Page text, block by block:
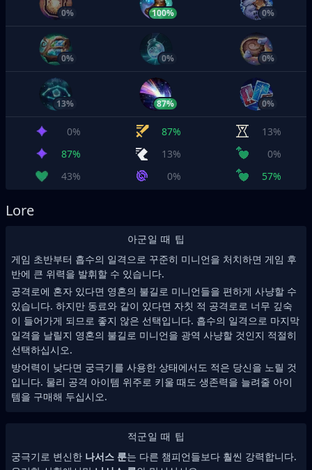
0% 100% 0%
0% 0% 0%
13% 87% 0%
0% 87%
13%
87%
13%
0%
43%
0% 57%
Lore
아군일 때 팁
게임 초반부터 흡수의 일격으로 꾸준히 미니언을 처치하면 게임 후
반에 큰 위력을 발휘할 수 있습니다.
공격로에 혼자 있다면 영혼의 불길로 미니언들을 편하게 사냥할 수
있습니다. 하지만 동료와 같이 있다면 자칫 적 공격로로 너무 깊숙
이 들어가게 되므로 좋지 않은 선택입니다. 흡수의 일격으로 마지막
일격을 날릴지 영혼의 불길로 미니언을 광역 사냥할 것인지 적절히
선택하십시오.
방어력이 낮다면 궁극기를 사용한 상태에서도 적은 당신을 노릴 것
입니다. 물리 공격 아이템 위주로 키울 때도 생존력을 늘려줄 아이
템을 구매해 두십시오.
적군일 때 팁
궁극기로 변신한 나서스 룬는 다른 챔피언들보다 훨씬 강력합니다.